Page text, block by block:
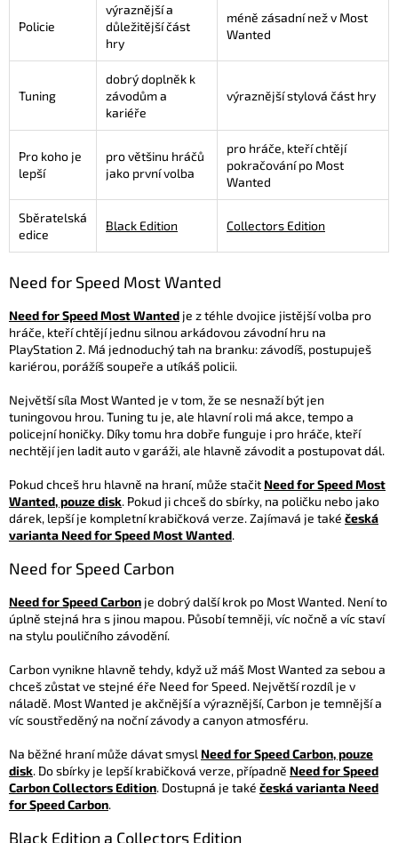
Policie
výraznější a
důležitější část
hry
méně zásadní než v Most
Wanted
Tuning
dobrý doplněk k
závodům a
kariéře
výraznější stylová část hry
Pro koho je
lepší
pro většinu hráčů
jako první volba
pro hráče, kteří chtějí
pokračování po Most
Wanted
Sběratelská
edice
Black Edition Collectors Edition
Need for Speed Most Wanted
Need for Speed Most Wanted je z téhle dvojice jistější volba pro
hráče, kteří chtějí jednu silnou arkádovou závodní hru na
PlayStation 2. Má jednoduchý tah na branku: závodíš, postupuješ
kariérou, porážíš soupeře a utíkáš policii.
Největší síla Most Wanted je v tom, že se nesnaží být jen
tuningovou hrou. Tuning tu je, ale hlavní roli má akce, tempo a
policejní honičky. Díky tomu hra dobře funguje i pro hráče, kteří
nechtějí jen ladit auto v garáži, ale hlavně závodit a postupovat dál.
Pokud chceš hru hlavně na hraní, může stačit Need for Speed Most
Wanted, pouze disk. Pokud ji chceš do sbírky, na poličku nebo jako
dárek, lepší je kompletní krabičková verze. Zajímavá je také česká
varianta Need for Speed Most Wanted.
Need for Speed Carbon
Need for Speed Carbon je dobrý další krok po Most Wanted. Není to
úplně stejná hra s jinou mapou. Působí temněji, víc nočně a víc staví
na stylu pouličního závodění.
Carbon vynikne hlavně tehdy, když už máš Most Wanted za sebou a
chceš zůstat ve stejné éře Need for Speed. Největší rozdíl je v
náladě. Most Wanted je akčnější a výraznější, Carbon je temnější a
víc soustředěný na noční závody a canyon atmosféru.
Na běžné hraní může dávat smysl Need for Speed Carbon, pouze
disk. Do sbírky je lepší krabičková verze, případně Need for Speed
Carbon Collectors Edition. Dostupná je také česká varianta Need
for Speed Carbon.
Black Edition a Collectors Edition